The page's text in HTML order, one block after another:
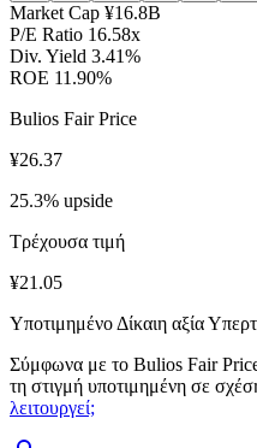
Market Cap ¥16.8B
P/E Ratio 16.58x
Div. Yield 3.41%
ROE 11.90%
Bulios Fair Price
¥26.37
25.3% upside
Τρέχουσα τιμή
¥21.05
Υποτιμημένο Δίκαιη αξία
Σύμφωνα με το Bulios Fair
τη στιγμή υποτιμημένη σε
λειτουργεί;